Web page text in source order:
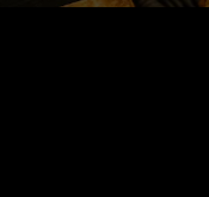
SHOP LIST